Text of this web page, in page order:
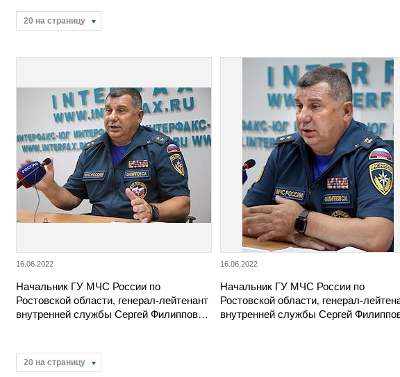
20 на страницу
16.06.2022
Начальник ГУ МЧС России по
Ростовской области, генерал-лейтенант
внутренней службы Сергей Филиппов…
16.06.2022
Начальник ГУ МЧС России по
Ростовской области, генерал-
внутренней службы Сергей
20 на страницу